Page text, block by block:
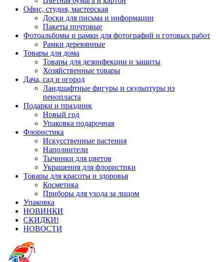
Офис, студия, мастерская
Доски для письма и информации
Пакеты почтовые
Фотоальбомы и рамки для фотографий и готовых работ
Рамки деревянные
Товары для дома
Товары для дезинфекции и защиты
Хозяйственные товары
Дача, сад и огород
Ландшафтные фигуры и скульптуры из
пенопласта
Подарки и праздник
Новый год
Упаковка подарочная
Флористика
Искусственные растения
Наполнители
Тычинки для цветов
Украшения для флористики
Товары для красоты и здоровья
Косметика
Приборы для ухода за лицом
Упаковка
НОВИНКИ
СКИДКИ!
НОВОСТИ